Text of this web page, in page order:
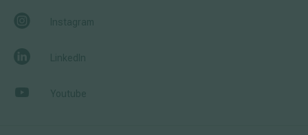
Instagram
LinkedIn
Youtube